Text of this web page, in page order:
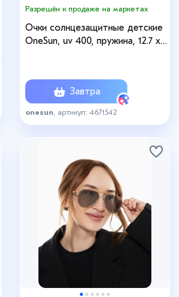
Разрешён к продаже на маркетах
Очки солнцезащитные детские
OneSun, uv 400, пружина, 12.7 х
Завтра
onesun , артикул: 4671542